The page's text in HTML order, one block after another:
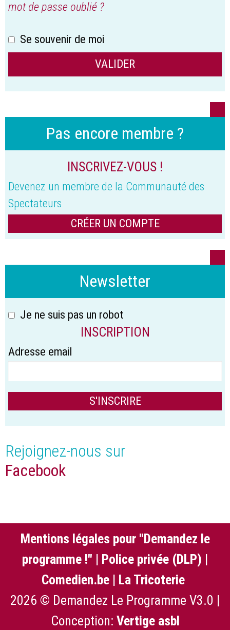
mot de passe oublié ?
Se souvenir de moi
Pas encore membre ?
INSCRIVEZ-VOUS !
Devenez un membre de la Communauté des
Spectateurs
CRÉER UN COMPTE
Newsletter
Je ne suis pas un robot
INSCRIPTION
Adresse email
Rejoignez-nous sur
Facebook
Mentions légales pour "Demandez le
programme !" | Police privée (DLP) |
Comedien.be | La Tricoterie
2026 © Demandez Le Programme V3.0 |
Conception: Vertige asbl